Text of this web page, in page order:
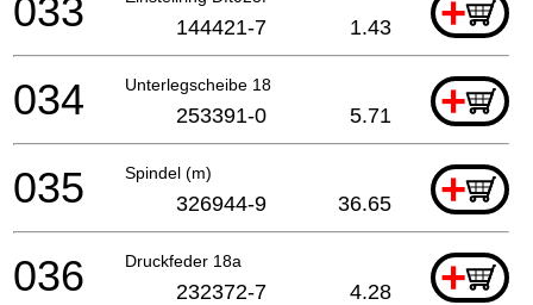
+
033 144421-7 1.43
Unterlegscheibe 18 +
034 253391-0 5.71
Spindel (m) +
035 326944-9 36.65
Druckfeder 18a +
036 232372-7 4.28